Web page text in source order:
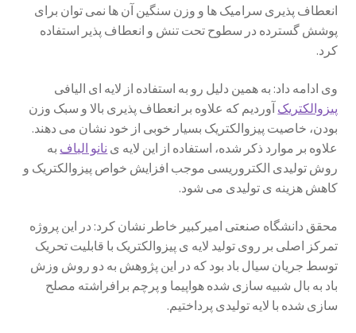
انعطاف پذیری سرامیک ها و وزن سنگین آن ها نمی توان برای
پوشش گسترده در سطوح تحت تنش و انعطاف پذیر استفاده
کرد.
وی ادامه داد: به همین دلیل رو به استفاده از لایه ای الیافی
پیزوالکتریک آوردیم که علاوه بر انعطاف پذیری بالا و سبک وزن
بودن، خاصیت پیزوالکتریک بسیار خوبی از خود نشان می دهند.
علاوه بر موارد ذکر شده، استفاده از این لایه ی نانو الیاف به
روش تولیدی الکتروریسی موجب افزایش خواص پیزوالکتریک و
کاهش هزینه ی تولیدی می شود.
محقق دانشگاه صنعتی امیرکبیر خاطر نشان کرد: در این پروژه
تمرکز اصلی بر روی تولید لایه ی پیزوالکتریک با قابلیت تحریک
توسط جریان سیال باد بود که در این پژوهش به دو روش وزش
باد به بال شبیه سازی شده هواپیما و پرچم برافراشته مصلح
سازی شده با لایه تولیدی پرداختیم.